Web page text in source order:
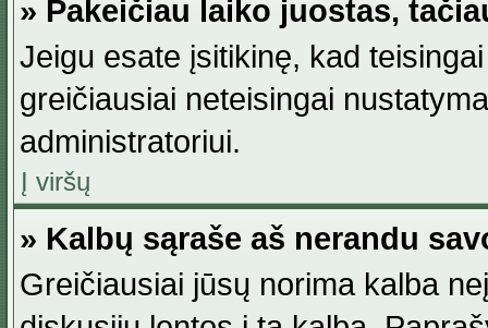
» Pakeičiau laiko juostas,
Jeigu esate įsitikinę, kad
greičiausiai neteisingai
administratoriui.
Į viršų
» Kalbų sąraše aš nerandu
Greičiausiai jūsų norima kalba